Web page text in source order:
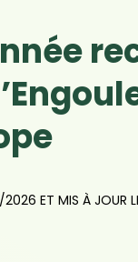
2026 ET MIS À JOUR